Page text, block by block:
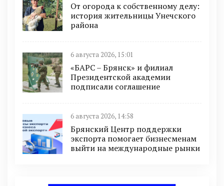
От огорода к собственному делу:
история жительницы Унечского
района
6 августа 2026, 15:01
«БАРС – Брянск» и филиал
Президентской академии
подписали соглашение
6 августа 2026, 14:58
Брянский Центр поддержки
экспорта помогает бизнесменам
выйти на международные рынки